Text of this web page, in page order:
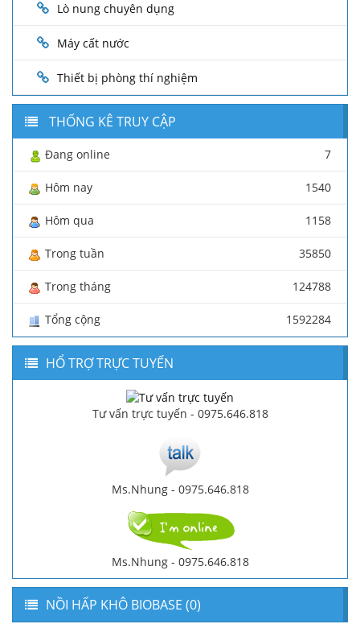
Lò nung chuyên dụng
Máy cất nước
Thiết bị phòng thí nghiệm
THỐNG KÊ TRUY CẬP
Đang online 7
Hôm nay 1540
Hôm qua 1158
Trong tuần 35850
Trong tháng 124788
Tổng cộng 1592284
HỔ TRỢ TRỰC TUYẾN
Tư vấn trực tuyến - 0975.646.818
Ms.Nhung - 0975.646.818
Ms.Nhung - 0975.646.818
NỒI HẤP KHÔ BIOBASE (0)